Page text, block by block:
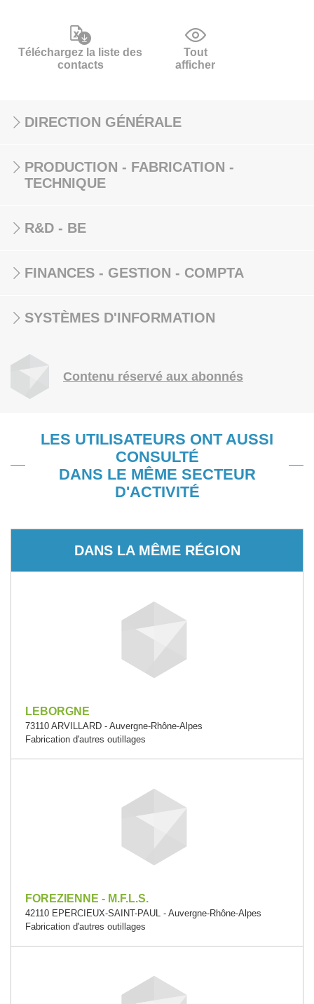
Téléchargez la liste des
contacts
Tout
afficher
DIRECTION GÉNÉRALE
PRODUCTION - FABRICATION -
TECHNIQUE
R&D - BE
FINANCES - GESTION - COMPTA
SYSTÈMES D'INFORMATION
Contenu réservé aux abonnés
LES UTILISATEURS ONT AUSSI
CONSULTÉ
DANS LE MÊME SECTEUR
D'ACTIVITÉ
DANS LA MÊME RÉGION
LEBORGNE
73110 ARVILLARD - Auvergne-Rhône-Alpes
Fabrication d'autres outillages
FOREZIENNE - M.F.L.S.
42110 EPERCIEUX-SAINT-PAUL - Auvergne-Rhône-Alpes
Fabrication d'autres outillages